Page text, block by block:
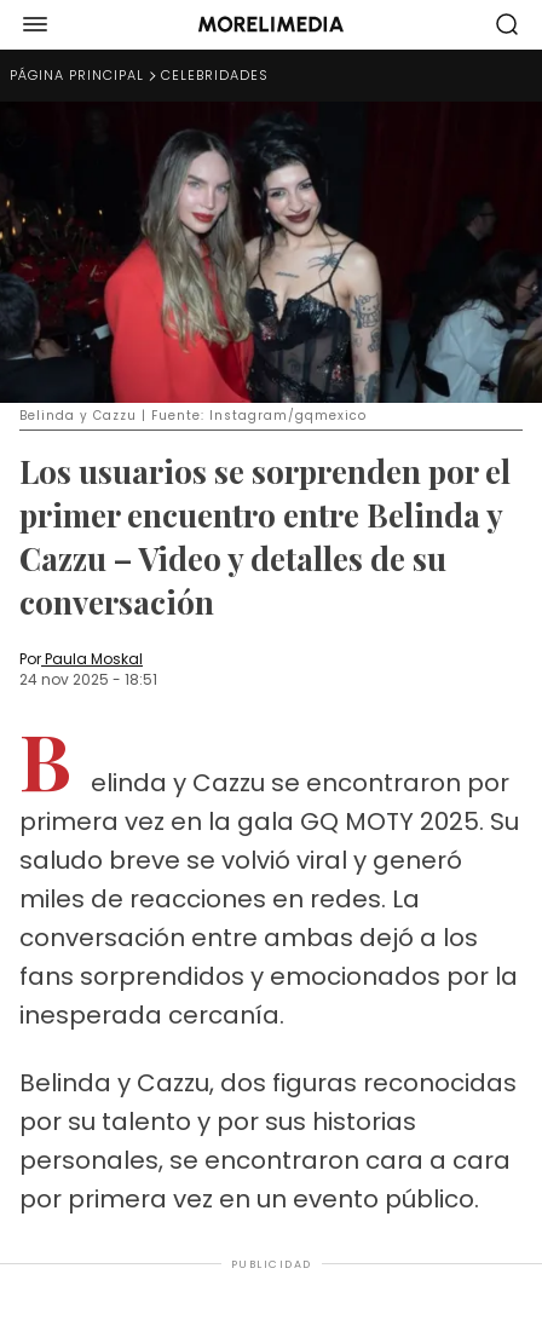
PÁGINA PRINCIPAL CELEBRIDADES
Belinda y Cazzu | Fuente: Instagram/gqmexico
Los usuarios se sorprenden por el
primer encuentro entre Belinda y
Cazzu – Video y detalles de su
conversación
PorPaula Moskal
24 nov 2025 - 18:51
B
elinda y Cazzu se encontraron por
primera vez en la gala GQ MOTY 2025. Su
saludo breve se volvió viral y generó
miles de reacciones en redes. La
conversación entre ambas dejó a los
fans sorprendidos y emocionados por la
inesperada cercanía.
Belinda y Cazzu, dos figuras reconocidas
por su talento y por sus historias
personales, se encontraron cara a cara
por primera vez en un evento público.
PUBLICIDAD